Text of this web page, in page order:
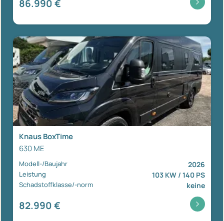
86.990 €
Knaus BoxTime
630 ME
Modell-/Baujahr 2026
Leistung 103 KW / 140 PS
Schadstoffklasse/-norm keine
82.990 €